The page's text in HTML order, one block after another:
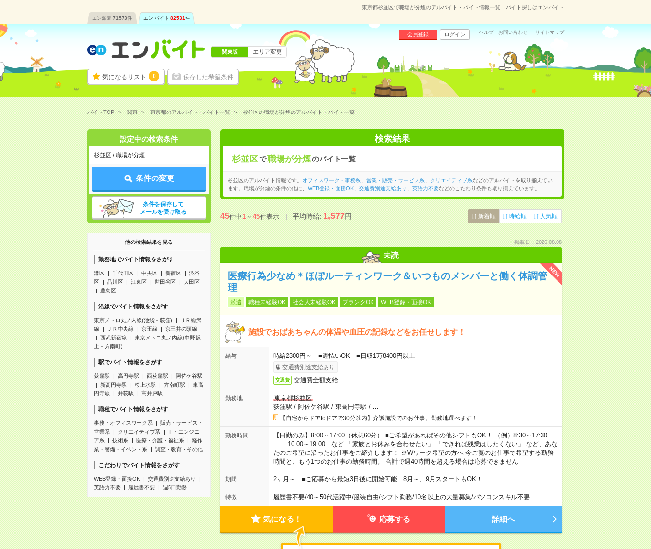
東京都杉並区で職場が分煙のアルバイト・バイト情報一覧｜バイト探しはエンバイト
エン派遣 71573件 エン バイト 82531件
気になるリスト 0 保存した希望条件
会員登録 ログイン ヘルプ・お問い合わせ サイトマップ
関東版 エリア変更
バイトTOP 関東 東京都のアルバイト・バイト一覧 杉並区の職場が分煙のアルバイト・バイト一覧
設定中の検索条件
杉並区 / 職場が分煙
条件の変更
条件を保存して
メールを受け取る
他の検索結果を見る
勤務地でバイト情報をさがす
港区 千代田区 中央区 新宿区
渋谷
区
品川区 江東区 世田谷区
大田区
豊島区
沿線でバイト情報をさがす
東京メトロ丸ノ内線(池袋－荻窪)
ＪＲ総武
線
ＪＲ中央線 京王線
京王井の頭線
西武新宿線
東京メトロ丸ノ内線(中野坂
上－方南町)
駅でバイト情報をさがす
荻窪駅 高円寺駅 西荻窪駅
阿佐ケ谷駅
新高円寺駅
桜上水駅 方南町駅
東高
円寺駅
井荻駅 高井戸駅
職種でバイト情報をさがす
事務・オフィスワーク系
販売・サービス・
営業系
クリエイティブ系
IT・エンジニ
ア系
技術系 医療・介護・福祉系
軽作
業・警備・イベント系
調査・教育・その他
こだわりでバイト情報をさがす
WEB登録・面接OK
交通費別途支給あり
英語力不要
履歴書不要 週5日勤務
検索結果
杉並区で職場が分煙のバイト一覧
杉並区のアルバイト情報です。 オフィスワーク・事務系 営業・販売・サービス系 クリエイティブ系などのアルバイトを取り揃えてい
ます。職場が分煙の条件の他に、 WEB登録・面接OK、 交通費別途支給あり 英語力不要などのこだわり条件も取り揃えています。
45件中1～45件表示 平均時給:1,577円 新着順 時給順 人気順
掲載日：2026.08.08
未読
NEW
医療行為少なめ＊ほぼルーティンワーク＆いつものメンバーと働く体調管
理
派遣 職種未経験OK 社会人未経験OK ブランクOK WEB登録・面接OK
施設でおばあちゃんの体温や血圧の記録などをお任せします！
給与 時給2300円～ ■週払いOK ■日収1万8400円以上
交通費別途支給あり
交通費 交通費全額支給
勤務地
東京都杉並区
荻窪駅 / 阿佐ケ谷駅 / 東高円寺駅 /
【自宅からドアtoドアで30分以内】介護施設でのお仕事。勤務地選べます！
勤務時間
【日勤のみ】9:00～17:00（休憩60分） ■ご希望があればその他シフトもOK！ （例）8:30～17:30
10:00～19:00 など 「家族とお休みを合わせたい」 「できれば残業はしたくない」 など、あな
たのご希望に沿ったお仕事をご紹介します！ ※Wワーク希望の方へ 今ご覧のお仕事で希望する勤務
時間と、もう1つのお仕事の勤務時間。 合計で週40時間を超える場合は応募できません
期間 2ヶ月～ ■ご応募から最短3日後に開始可能 8月～、9月スタートもOK！
特徴 履歴書不要/40～50代活躍中/服装自由/シフト勤務/10名以上の大量募集/パソコンスキル不要
気になる！ 応募する 詳細へ